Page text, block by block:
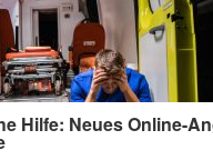
Hilfe: Neues Online-